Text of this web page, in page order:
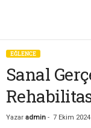
EĞLENCE
Sanal
Yazar admin - 7 Ekim 2024